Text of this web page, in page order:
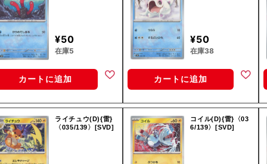
¥50
在庫5
カートに追加
¥50
在庫38
カートに追加
ライチュウ(D){雷}
〈035/139〉[SVD]
コイル(D){雷}〈03
6/139〉[SVD]